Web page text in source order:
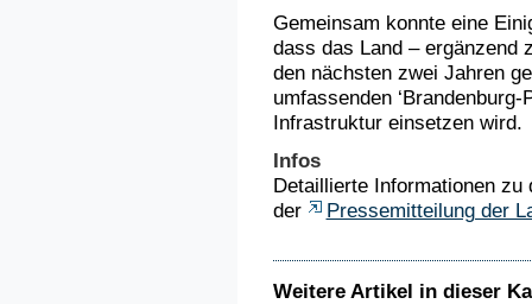
Gemeinsam konnte eine
dass das Land – ergänzend
den nächsten zwei Jahren
umfassenden
Infrastruktur einsetzen wird.
Infos
Detaillierte Informationen zu
der
Pressemitteilung der
Weitere Artikel in dieser